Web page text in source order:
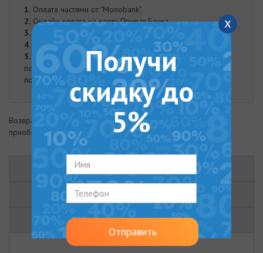
1. Оплата частями от "Monobank"
2. Онлайн оплата на карту Приват Банка
3. Оплата при доставке
4.
Наложенный платеж
5.
Оплата наличными. Наличная оплата возможна при
получении заказа курьером либо в нашем офисе.
подробнее
Возврат товара возможен в течение 14 дней с момента
приобретения
ХАРАКТЕРИСТИКИ
ОТЗЫВЫ (0)
x
Получи
скидку до
5%
Отправить